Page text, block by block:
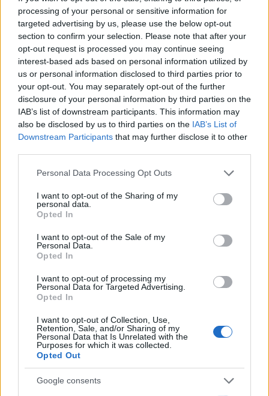
processing of your personal or sensitive information for
targeted advertising by us, please use the below opt-out
section to confirm your selection. Please note that after your
opt-out request is processed you may continue seeing
interest-based ads based on personal information utilized by
us or personal information disclosed to third parties prior to
your opt-out. You may separately opt-out of the further
disclosure of your personal information by third parties on the
IAB’s list of downstream participants. This information may
also be disclosed by us to third parties on the IAB’s List of
Downstream Participants that may further disclose it to other
Please note that this website/app uses one or more Google
not limited to your visit or usage behaviour. You may click to
grant or deny consent to Google and its third-party tags to
use your data for below specified purposes in below Google
consent section.
Personal Data Processing Opt Outs
I want to opt-out of the Sharing of my
personal data.
Opted In
I want to opt-out of the Sale of my
Personal Data.
Opted In
I want to opt-out of processing my
Personal Data for Targeted Advertising.
Opted In
I want to opt-out of Collection, Use,
Retention, Sale, and/or Sharing of my
Personal Data that Is Unrelated with the
Purposes for which it was collected.
Opted Out
Google consents
απολύμανση τα τρακτέρ θα κινηθούν με τη
συνοδεία περιπολικών, από τις πύλες της Αττικής,
μέσω της λεωφόρου Κηφισού, ακολουθώντας το
δρομολόγιο: Λ. Αθηνών, Ομόνοια, αντίθετα την οδό
Πανεπιστημίου μέχρι την πλατεία Συντάγματος,
όπου σύμφωνα με τον σχεδιασμό θα
διανυκτερεύσουν μπροστά στη Βουλή.